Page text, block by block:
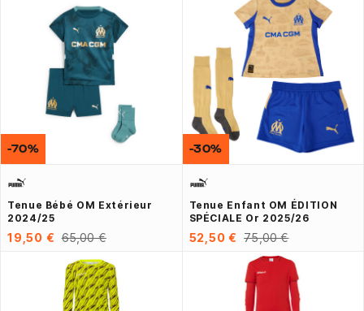
Tenue Bébé OM Extérieur
2024/25
19,50 € 65,00 €
-70%
Tenue Enfant OM ÉDITION
SPÉCIALE Or 2025/26
52,50 € 75,00 €
-30%